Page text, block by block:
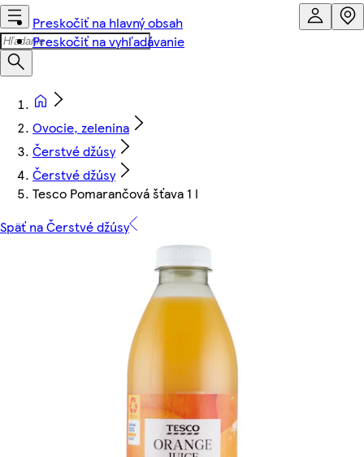
Preskočiť na hlavný obsah
Preskočiť na vyhľadávanie
Ovocie, zelenina
Čerstvé džúsy
Čerstvé džúsy
Tesco Pomarančová šťava 1 l
Späť na Čerstvé džúsy